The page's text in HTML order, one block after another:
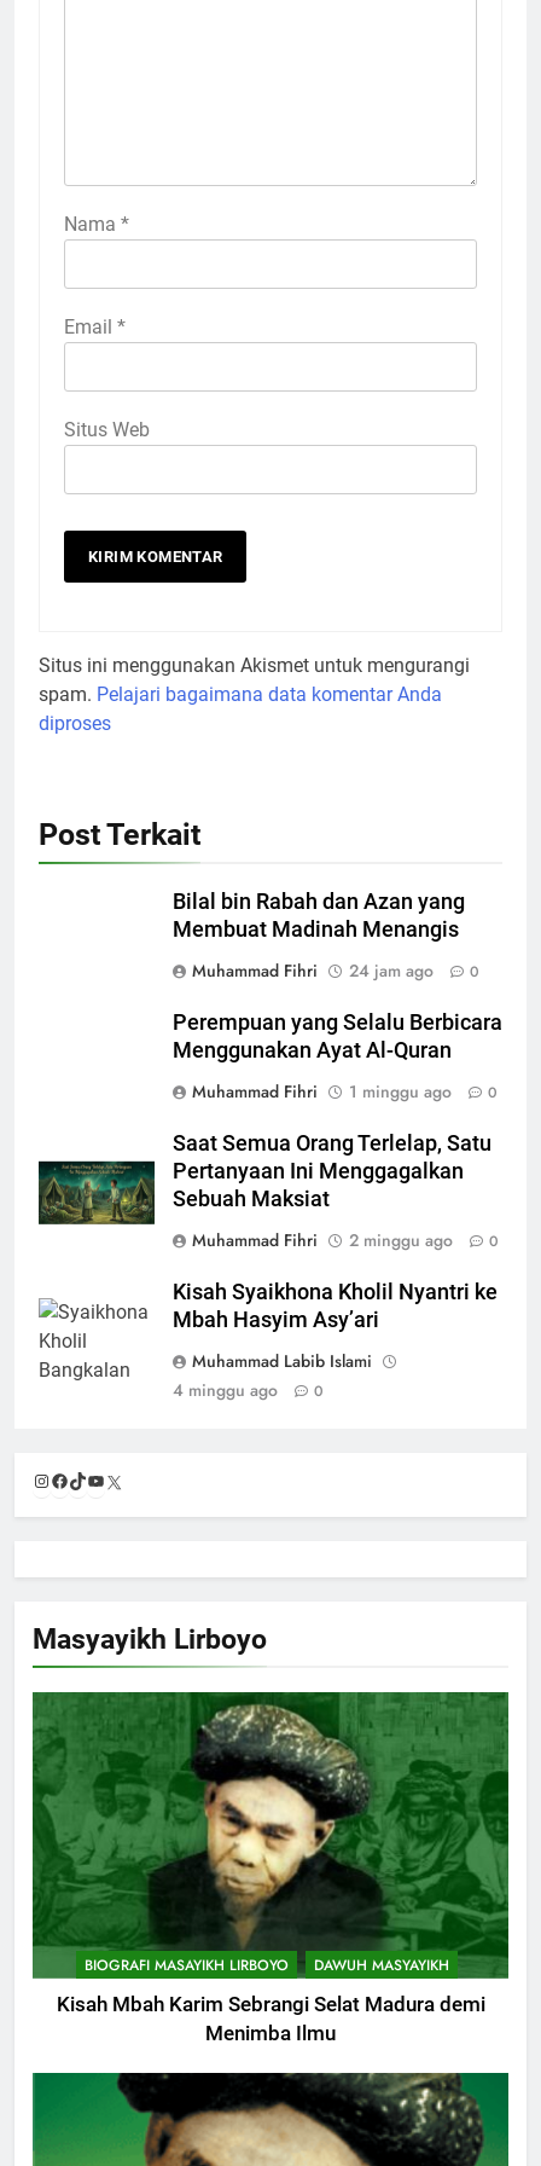
Nama *
Email *
Situs Web
Situs ini menggunakan Akismet untuk mengurangi
spam. Pelajari bagaimana data komentar Anda
diproses
Post Terkait
Bilal bin Rabah dan Azan yang
Membuat Madinah Menangis
Muhammad Fihri
24 jam ago 0
Perempuan yang Selalu Berbicara
Menggunakan Ayat Al-Quran
Muhammad Fihri
1 minggu ago 0
Saat Semua Orang Terlelap, Satu
Pertanyaan Ini Menggagalkan
Sebuah Maksiat
Muhammad Fihri
2 minggu ago 0
Kisah Syaikhona Kholil Nyantri ke
Mbah Hasyim Asy’ari
Muhammad Labib Islami
4 minggu ago
0
Instagram
Facebook
TikTok
YouTube
Masyayikh Lirboyo
BIOGRAFI MASAYIKH LIRBOYO DAWUH MASYAYIKH
Kisah Mbah Karim Sebrangi Selat Madura demi
Menimba Ilmu